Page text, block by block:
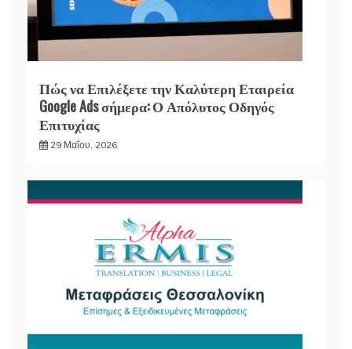
Πώς να Επιλέξετε την Καλύτερη Εταιρεία
Google Ads σήμερα: Ο Απόλυτος Οδηγός
Επιτυχίας
29 Μαΐου, 2026